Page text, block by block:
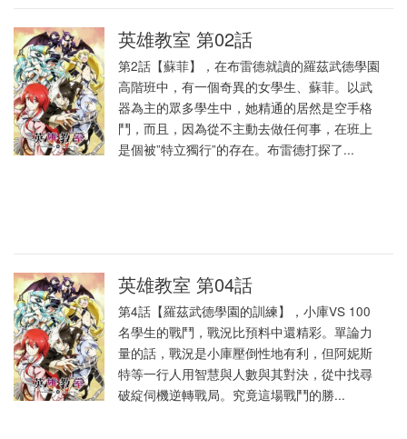
英雄教室 第02話
第2話【蘇菲】，在布雷德就讀的羅茲武德學園
高階班中，有一個奇異的女學生、蘇菲。以武
器為主的眾多學生中，她精通的居然是空手格
鬥，而且，因為從不主動去做任何事，在班上
是個被”特立獨行”的存在。布雷德打探了...
英雄教室 第04話
第4話【羅茲武德學園的訓練】，小庫VS 100
名學生的戰鬥，戰況比預料中還精彩。單論力
量的話，戰況是小庫壓倒性地有利，但阿妮斯
特等一行人用智慧與人數與其對決，從中找尋
破綻伺機逆轉戰局。究竟這場戰鬥的勝...